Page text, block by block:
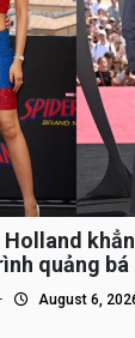
Holland
quảng
August 6,